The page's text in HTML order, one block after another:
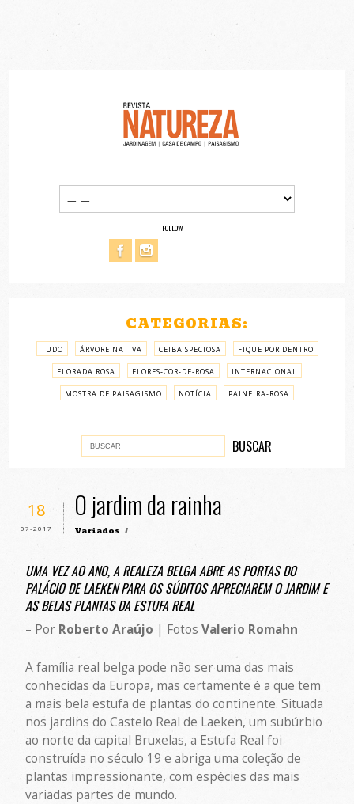
FOLLOW
CATEGORIAS:
TUDO ÁRVORE NATIVA CEIBA SPECIOSA FIQUE POR DENTRO
FLORADA ROSA FLORES-COR-DE-ROSA INTERNACIONAL
MOSTRA DE PAISAGISMO NOTÍCIA PAINEIRA-ROSA
18
07-2017
O jardim da rainha
Variados /
UMA VEZ AO ANO, A REALEZA BELGA ABRE AS PORTAS DO
PALÁCIO DE LAEKEN PARA OS SÚDITOS APRECIAREM O JARDIM E
AS BELAS PLANTAS DA ESTUFA REAL
– Por Roberto Araújo | FotosValerio Romahn
A família real belga pode não ser uma das mais
conhecidas da Europa, mas certamente é a que tem
a mais bela estufa de plantas do continente. Situada
nos jardins do Castelo Real de Laeken, um subúrbio
ao norte da capital Bruxelas, a Estufa Real foi
construída no século 19 e abriga uma coleção de
plantas impressionante, com espécies das mais
variadas partes de mundo.